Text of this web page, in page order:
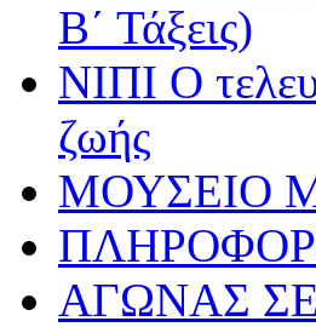
Β΄ Τάξεις)
ΝΙΠΙ Ο
ζωής
ΜΟΥΣΕΙΟ
ΑΓΩΝΑΣ